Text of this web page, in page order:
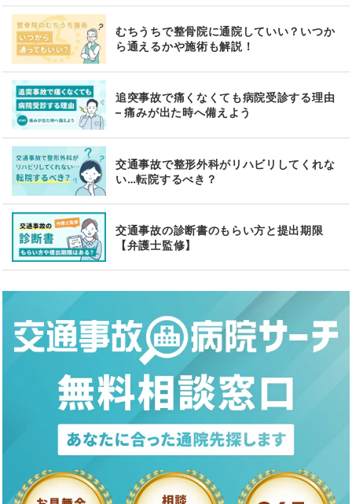
むちうちで整骨院に通院していい？いつか
ら通えるかや施術も解説！
追突事故で痛くなくても病院受診する理由
– 痛みが出た時へ備えよう
交通事故で整形外科がリハビリしてくれな
い…転院するべき？
交通事故の診断書のもらい方と提出期限
【弁護士監修】